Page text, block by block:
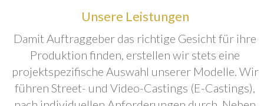
Unsere Leistungen
Damit Auftraggeber das richtige Gesicht für ihre
Produktion finden, erstellen wir stets eine
projektspezifische Auswahl unserer Modelle. Wir
führen Street- und Video-Castings (E-Castings),